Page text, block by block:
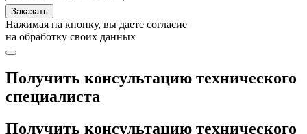
Заказать
Нажимая на кнопку, вы даете согласие
на обработку своих данных
Получить консультацию технического
специалиста
Получить консультацию технического